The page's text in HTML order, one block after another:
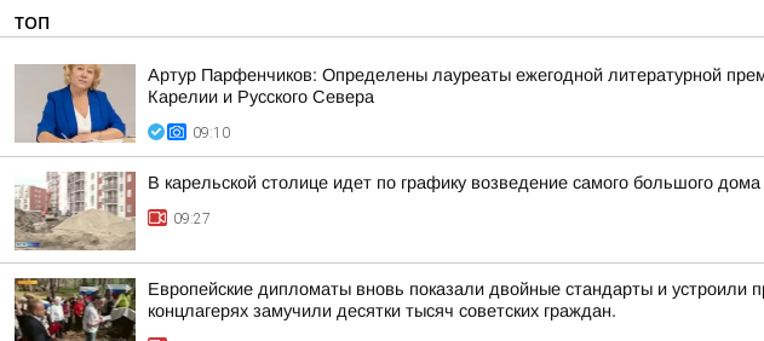
ТОП
Артур Парфенчиков: Определены лауреаты ежегодной литературной
Карелии и Русского Севера
09:10
В карельской столице идет по графику возведение самого большого
09:27
Европейские дипломаты вновь показали двойные стандарты и
концлагерях замучили десятки тысяч советских граждан.